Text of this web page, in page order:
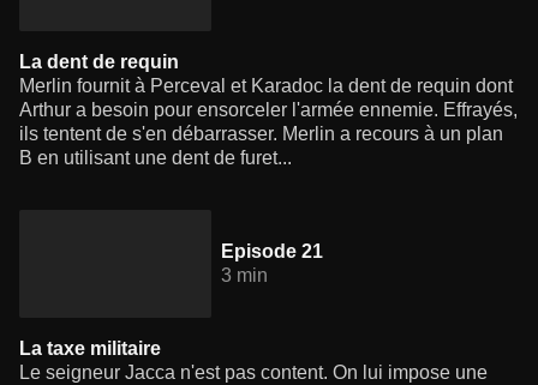
La dent de requin
Merlin fournit à Perceval et Karadoc la dent de requin dont
Arthur a besoin pour ensorceler l'armée ennemie. Effrayés,
ils tentent de s'en débarrasser. Merlin a recours à un plan
B en utilisant une dent de furet...
Episode 21
3 min
La taxe militaire
Le seigneur Jacca n'est pas content. On lui impose une